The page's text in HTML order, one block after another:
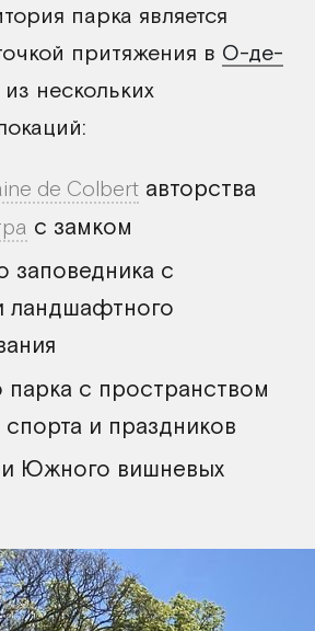
парка является
притяжения в О-де-
нескольких
de Colbert авторства
с замком
заповедника с
ландшафтного
парка с пространством
спорта и праздников
Южного вишневых